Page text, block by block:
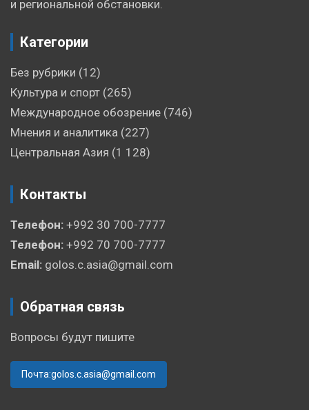
и региональной обстановки.
Категории
Без рубрики (12)
Культура и спорт (265)
Международное обозрение (746)
Мнения и аналитика (227)
Центральная Азия (1 128)
Контакты
Телефон: +992 30 700-7777
Телефон: +992 70 700-7777
Email: golos.c.asia@gmail.com
Обратная связь
Вопросы будут пишите
Почта:golos.c.asia@gmail.com